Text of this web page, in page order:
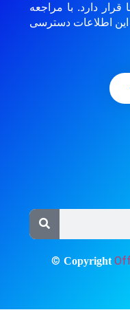
دارد. با مراجعه
اطلاعات دسترسی
©Copyright